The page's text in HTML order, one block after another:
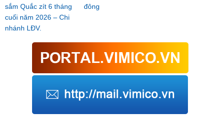
sắm Quắc zít 6 tháng
cuối năm 2026 – Chi
nhánh LĐV.
đông